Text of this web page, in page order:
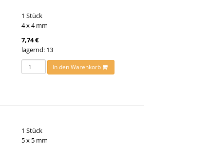
1 Stück
4 x 4 mm
7,74 €
lagernd: 13
In den Warenkorb
1 Stück
5 x 5 mm